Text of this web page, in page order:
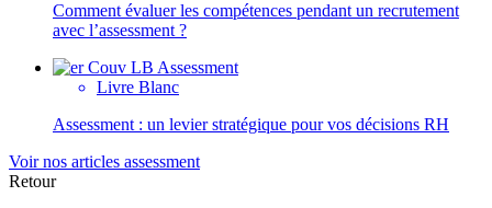
Comment évaluer les compétences pendant un recrutement
avec l’assessment ?
Livre Blanc
Assessment : un levier stratégique pour vos décisions RH
Voir nos articles assessment
Retour